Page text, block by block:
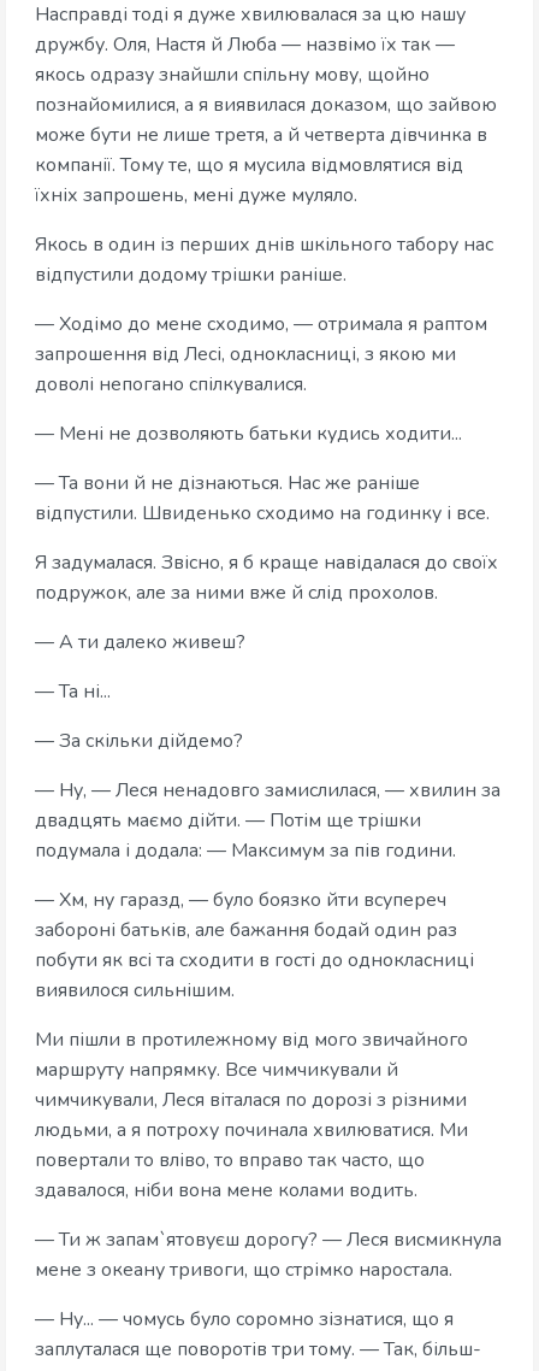
Насправді тоді я дуже хвилювалася за цю нашу
дружбу. Оля, Настя й Люба — назвімо їх так —
якось одразу знайшли спільну мову, щойно
познайомилися, а я виявилася доказом, що зайвою
може бути не лише третя, а й четверта дівчинка в
компанії. Тому те, що я мусила відмовлятися від
їхніх запрошень, мені дуже муляло.
Якось в один із перших днів шкільного табору нас
відпустили додому трішки раніше.
— Ходімо до мене сходимо, — отримала я раптом
запрошення від Лесі, однокласниці, з якою ми
доволі непогано спілкувалися.
— Мені не дозволяють батьки кудись ходити...
— Та вони й не дізнаються. Нас же раніше
відпустили. Швиденько сходимо на годинку і все.
Я задумалася. Звісно, я б краще навідалася до своїх
подружок, але за ними вже й слід прохолов.
— А ти далеко живеш?
— Та ні...
— За скільки дійдемо?
— Ну, — Леся ненадовго замислилася, — хвилин за
двадцять маємо дійти. — Потім ще трішки
подумала і додала: — Максимум за пів години.
— Хм, ну гаразд, — було боязко йти всупереч
забороні батьків, але бажання бодай один раз
побути як всі та сходити в гості до однокласниці
виявилося сильнішим.
Ми пішли в протилежному від мого звичайного
маршруту напрямку. Все чимчикували й
чимчикували, Леся віталася по дорозі з різними
людьми, а я потроху починала хвилюватися. Ми
повертали то вліво, то вправо так часто, що
здавалося, ніби вона мене колами водить.
— Ти ж запам`ятовуєш дорогу? — Леся висмикнула
мене з океану тривоги, що стрімко наростала.
— Ну... — чомусь було соромно зізнатися, що я
заплуталася ще поворотів три тому. — Так, більш-